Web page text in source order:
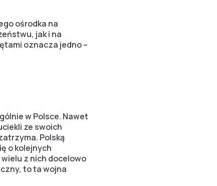
ośrodka na
jak i na
oznacza jedno –
w Polsce. Nawet
ze swoich
Polską
o kolejnych
z nich docelowo
to ta wojna